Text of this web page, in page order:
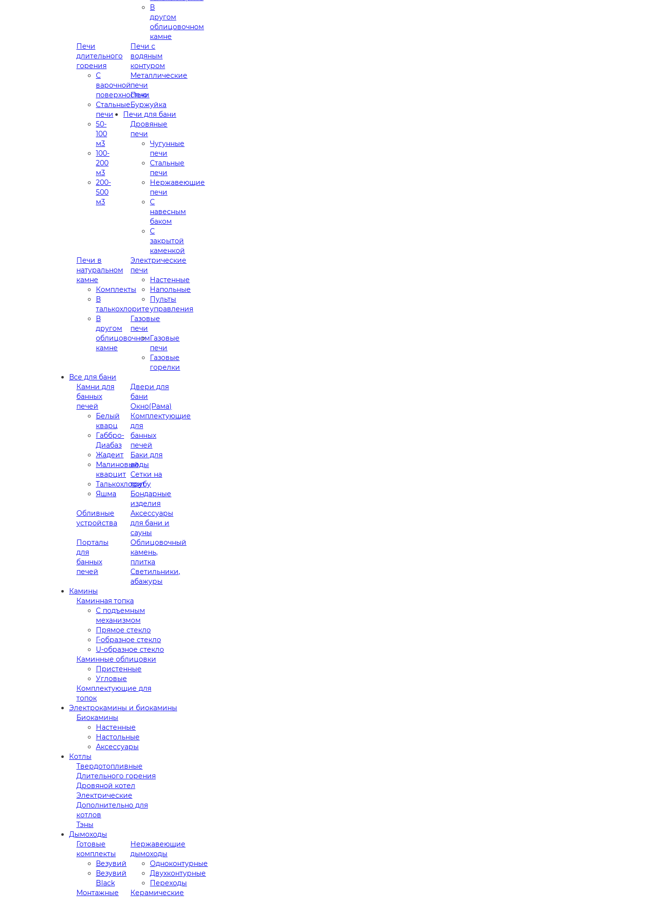
В
другом
облицовочном
камне
Печи
длительного
горения
С
варочной
поверхностью
Стальные
печи
50-
100
м3
100-
200
м3
200-
500
м3
Печи с
водяным
контуром
Металлические
печи
Печи
Буржуйка
Печи для бани
Дровяные
печи
Чугунные
печи
Стальные
печи
Нержавеющие
печи
С
навесным
баком
С
закрытой
каменкой
Печи в
натуральном
камне
Комплекты
В
талькохлорите
В
другом
облицовочном
камне
Электрические
печи
Настенные
Напольные
Пульты
управления
Газовые
печи
Газовые
печи
Газовые
горелки
Все для бани
Камни для
банных
печей
Белый
кварц
Габбро-
Диабаз
Жадеит
Малиновый
кварцит
Талькохлорит
Яшма
Двери для
бани
Окно(Рама)
Комплектующие
для
банных
печей
Баки для
воды
Сетки на
трубу
Бондарные
изделия
Обливные
устройства
Аксессуары
для бани и
сауны
Порталы
для
банных
печей
Облицовочный
камень,
плитка
Светильники,
абажуры
Камины
Каминная топка
С подъемным
механизмом
Прямое стекло
Г-образное стекло
U-образное стекло
Каминные облицовки
Пристенные
Угловые
Комплектующие для
топок
Электрокамины и биокамины
Биокамины
Настенные
Настольные
Аксессуары
Котлы
Твердотопливные
Длительного горения
Дровяной котел
Электрические
Дополнительно для
котлов
Тэны
Дымоходы
Готовые
комплекты
Везувий
Везувий
Black
Нержавеющие
дымоходы
Одноконтурные
Двухконтурные
Переходы
Монтажные
Керамические